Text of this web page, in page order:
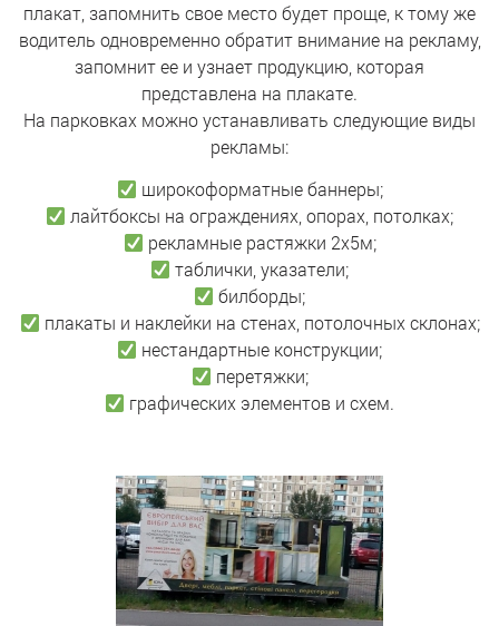
плакат, запомнить свое место будет проще, к тому же
водитель одновременно обратит внимание на рекламу,
запомнит ее и узнает продукцию, которая
представлена на плакате.
На парковках можно устанавливать следующие виды
рекламы:
широкоформатные баннеры;
лайтбоксы на ограждениях, опорах, потолках;
рекламные растяжки 2х5м;
таблички, указатели;
билборды;
плакаты и наклейки на стенах, потолочных склонах;
нестандартные конструкции;
перетяжки;
графических элементов и схем.